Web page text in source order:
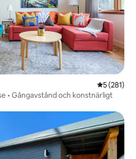
5 av 5 i
5 (281)
• Gångavstånd och konstnärligt